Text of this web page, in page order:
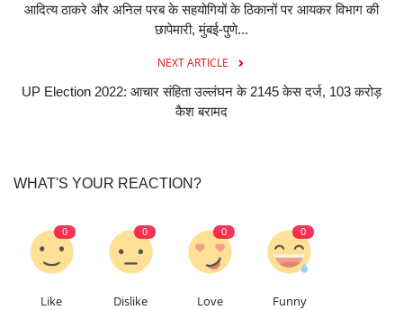
आदित्य ठाकरे और अनिल परब के सहयोगियों के ठिकानों पर आयकर विभाग की
छापेमारी, मुंबई-पुणे...
NEXT ARTICLE
UP Election 2022: आचार संहिता उल्लंघन के 2145 केस दर्ज, 103 करोड़
कैश बरामद
WHAT'S YOUR REACTION?
0
Like
0
Dislike
0
Love
0
Funny